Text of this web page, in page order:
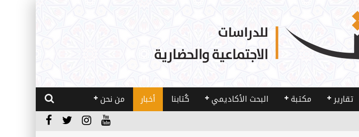
تقارير مكتبة البحث الأكاديمي كُتابنا أخبار من نحن